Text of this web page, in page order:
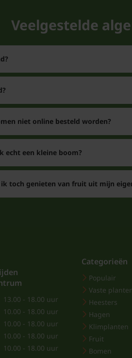
Veelgestelde
niet online besteld worden?
echt een kleine boom?
toch genieten van fruit uit mijn
13.00 - 18.00 uur
10.00 - 18.00 uur
10.00 - 18.00 uur
10.00 - 18.00 uur
10.00 - 18.00 uur
Categorieën
Populair
Vaste planten
Heesters
Hagen
Klimplanten
Fruit
Bomen